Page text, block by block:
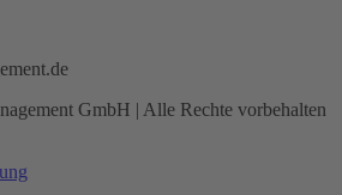
GmbH | Alle Rechte vorbehalten